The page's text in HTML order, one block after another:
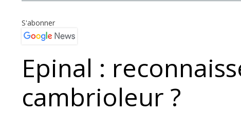
S'abonner
Epinal :
cambrioleur ?